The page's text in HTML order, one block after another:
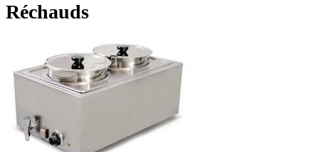
Réchauds